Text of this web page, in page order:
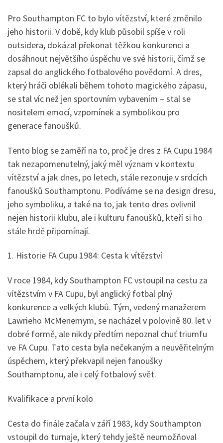
Pro Southampton FC to bylo vítězství, které změnilo
jeho historii. V době, kdy klub působil spíše v roli
outsidera, dokázal překonat těžkou konkurenci a
dosáhnout největšího úspěchu ve své historii, čímž se
zapsal do anglického fotbalového povědomí. A dres,
který hráči oblékali během tohoto magického zápasu,
se stal víc než jen sportovním vybavením – stal se
nositelem emocí, vzpomínek a symbolikou pro
generace fanoušků.
Tento blog se zaměří na to, proč je dres z FA Cupu 1984
tak nezapomenutelný, jaký měl význam v kontextu
vítězství a jak dnes, po letech, stále rezonuje v srdcích
fanoušků Southamptonu. Podíváme se na design dresu,
jeho symboliku, a také na to, jak tento dres ovlivnil
nejen historii klubu, ale i kulturu fanoušků, kteří si ho
stále hrdě připomínají.
1. Historie FA Cupu 1984: Cesta k vítězství
V roce 1984, kdy Southampton FC vstoupil na cestu za
vítězstvím v FA Cupu, byl anglický fotbal plný
konkurence a velkých klubů. Tým, vedený manažerem
Lawrieho McMenemym, se nacházel v polovině 80. let v
dobré formě, ale nikdy předtím nepoznal chuť triumfu
ve FA Cupu. Tato cesta byla nečekaným a neuvěřitelným
úspěchem, který překvapil nejen fanoušky
Southamptonu, ale i celý fotbalový svět.
Kvalifikace a první kolo
Cesta do finále začala v září 1983, kdy Southampton
vstoupil do turnaje, který tehdy ještě neumožňoval